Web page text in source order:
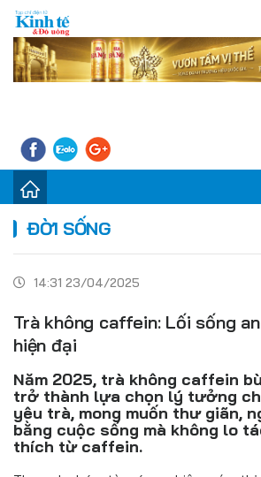
Sự kiện
Kinh tế - Tiêu dùng
Đời sống
Thị trường
Đồ uống
Pháp luật
ĐỜI SỐNG
14:31 23/04/2025
Trà không caffein: Lối sống
hiện đại
Năm 2025, trà không caffein
trở thành lựa chọn lý tưởng
yêu trà, mong muốn thư giãn,
bằng cuộc sống mà không lo
thích từ caffein.